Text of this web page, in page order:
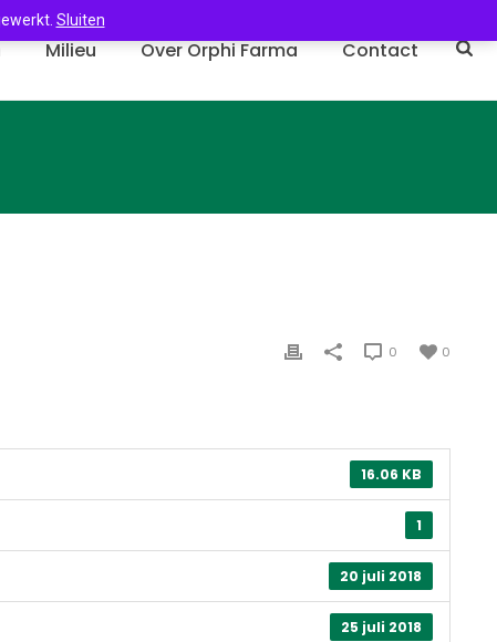
Milieu Over Orphi Farma Contact
0
0
16.06 KB
1
20 juli 2018
25 juli 2018
Sluiten